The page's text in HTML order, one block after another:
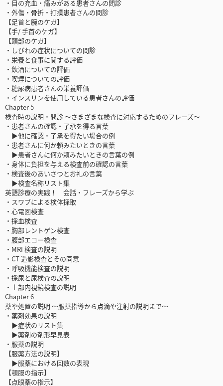
・目の充血・痛みがある患者さんの問診
・外傷・骨折・打撲患者さんの問診
【足首と腕のケガ】
【手/ 手首のケガ】
【頭部のケガ】
・しびれの症状についての問診
・栄養と食事に関する評価
・飲酒についての評価
・喫煙についての評価
・糖尿病患者さんの栄養評価
・インスリンを使用している患者さんの評価
Chapter 5
検査時の説明・問診 ～さまざまな検査に対応するためのフレーズ～
・患者さんの確認・了承を得る言葉
▶他に確認・了承を得たい場合の例
・患者さんに何か頼みたいときの言葉
▶患者さんに何か頼みたいときの言葉の例
・身体に負担を与える検査前の確認の言葉
・検査後のあいさつとお礼の言葉
▶検査名称リスト集
英語診療の実践！ 会話・フレーズから学ぶ
・スワブによる検体採取
・心電図検査
・採血検査
・胸部レントゲン検査
・腹部エコー検査
・MRI 検査の説明
・CT 造影検査とその同意
・呼吸機能検査の説明
・採尿と尿検査の説明
・上部内視鏡検査の説明
Chapter 6
薬や処置の説明 ～服薬指導から点滴や注射の説明まで～
・薬剤効果の説明
▶症状のリスト集
▶薬剤の剤形早見表
・服薬の説明
【服薬方法の説明】
▶服薬における回数の表現
【頓服の指示】
【点眼薬の指示】